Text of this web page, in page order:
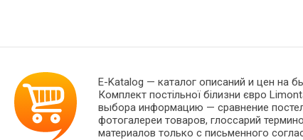
E-Katalog — каталог описаний и цен на
Комплект постільної білизни євро
выбора информацию — сравнение
фотогалереи товаров, глоссарий
материалов только с письменного